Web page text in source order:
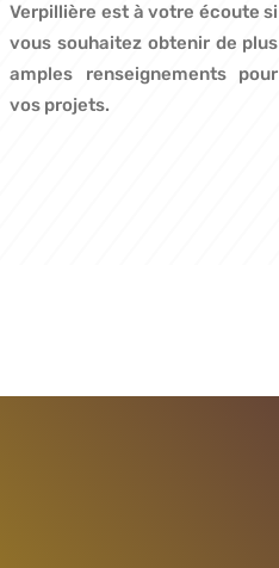
Verpillière est à votre écoute si
vous souhaitez obtenir de plus
amples renseignements pour
vos projets.